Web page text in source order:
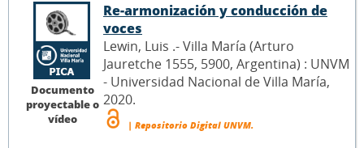
Documento
proyectable o
vídeo
Re-armonización y conducción de
voces
Lewin, Luis .- Villa María (Arturo
Jauretche 1555, 5900, Argentina) : UNVM
- Universidad Nacional de Villa María,
2020.
| Repositorio Digital UNVM.